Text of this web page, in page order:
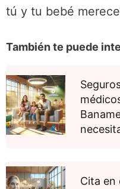
tú y tu bebé
También te puede
Cita en